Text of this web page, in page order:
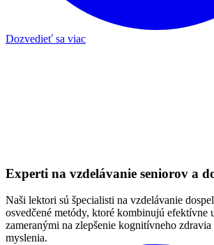
Dozvedieť sa viac
Experti na vzdelávanie seniorov a
Naši lektori sú špecialisti na vzdelávanie
osvedčené metódy, ktoré kombinujú efektívne
zameranými na zlepšenie kognitívneho
myslenia.